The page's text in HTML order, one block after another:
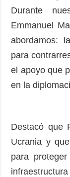
Durante
Emmanuel
abordamos:
para
el apoyo que
en la
Destacó que
Ucrania y
para